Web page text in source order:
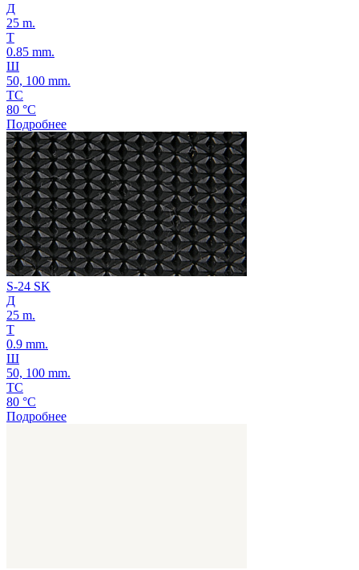
Д
25 m.
Т
0.85 mm.
Ш
50, 100 mm.
ТС
80 °C
Подробнее
S-24 SK
Д
25 m.
Т
0.9 mm.
Ш
50, 100 mm.
ТС
80 °C
Подробнее